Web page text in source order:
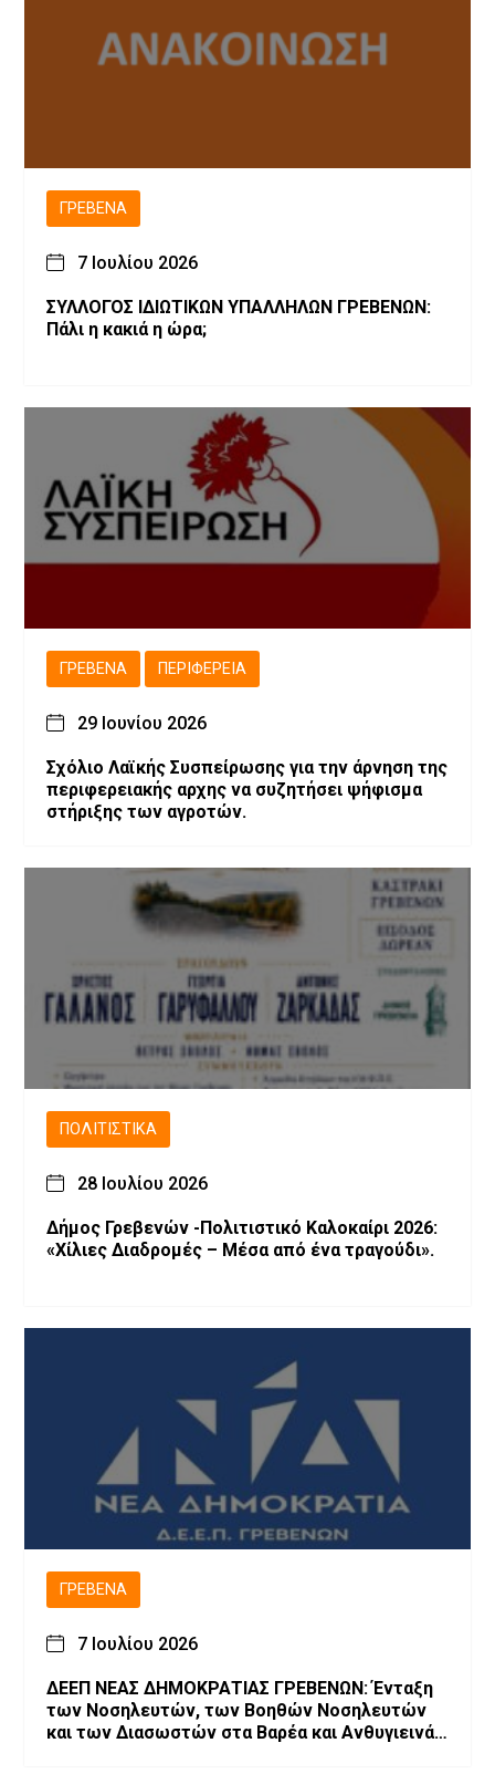
ΓΡΕΒΕΝΆ
7 Ιουλίου 2026
ΣΥΛΛΟΓΟΣ ΙΔΙΩΤΙΚΩΝ ΥΠΑΛΛΗΛΩΝ ΓΡΕΒΕΝΩΝ:
Πάλι η κακιά η ώρα;
ΓΡΕΒΕΝΆ ΠΕΡΙΦΈΡΕΙΑ
29 Ιουνίου 2026
Σχόλιο Λαϊκής Συσπείρωσης για την άρνηση της
περιφερειακής αρχης να συζητήσει ψήφισμα
στήριξης των αγροτών.
ΠΟΛΙΤΙΣΤΙΚΆ
28 Ιουλίου 2026
Δήμος Γρεβενών -Πολιτιστικό Καλοκαίρι 2026:
«Χίλιες Διαδρομές – Μέσα από ένα τραγούδι».
ΓΡΕΒΕΝΆ
7 Ιουλίου 2026
ΔΕΕΠ ΝΕΑΣ ΔΗΜΟΚΡΑΤΙΑΣ ΓΡΕΒΕΝΩΝ: Ένταξη
των Νοσηλευτών, των Βοηθών Νοσηλευτών
και των Διασωστών στα Βαρέα και Ανθυγιεινά